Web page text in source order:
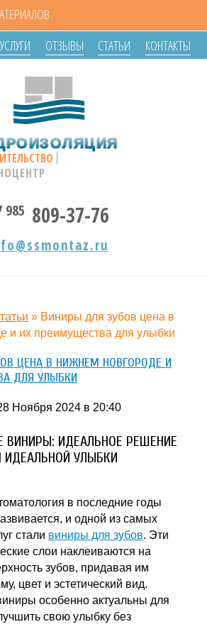
УСЛУГИ ОТЗЫВЫ СТАТЬИ КОНТАКТЫ
985 809-37-76
» Виниры для зубов цена в
и их преимущества для улыбки
ЦЕНА В НИЖНЕМ НОВГОРОДЕ И
ДЛЯ УЛЫБКИ
Ноября 2024 в 20:40
ВИНИРЫ: ИДЕАЛЬНОЕ РЕШЕНИЕ
ИДЕАЛЬНОЙ УЛЫБКИ
в последние годы
и одной из самых
стали виниры для зубов. Эти
слои наклеиваются на
зубов, придавая им
цвет и эстетический вид.
особенно актуальны для
свою улыбку без